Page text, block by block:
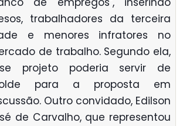
trabalhadores da terceira
e menores infratores no
de trabalho. Segundo ela,
projeto poderia servir de
para a proposta em
Outro convidado, Edilson
de Carvalho, que representou